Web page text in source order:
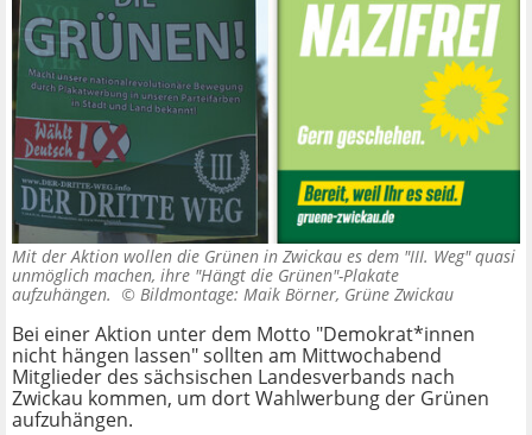
Mit der Aktion wollen die Grünen in Zwickau es dem "III. Weg" quasi
unmöglich machen, ihre "Hängt die Grünen"-Plakate
aufzuhängen. © Bildmontage: Maik Börner, Grüne Zwickau
Bei einer Aktion unter dem Motto "Demokrat*innen
nicht hängen lassen" sollten am Mittwochabend
Mitglieder des sächsischen Landesverbands nach
Zwickau kommen, um dort Wahlwerbung der Grünen
aufzuhängen.